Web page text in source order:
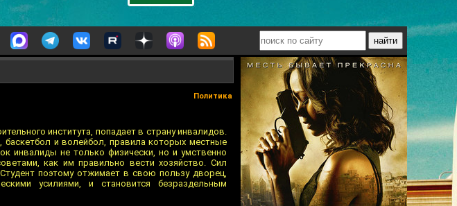
Политика
института, попадает в страну инвалидов.
баскетбол и волейбол, правила которых местные
инвалиды не только физически, но и умственно
как им правильно вести хозяйство. Сил
поэтому отжимает в свою пользу дворец,
усилиями, и становится безраздельным